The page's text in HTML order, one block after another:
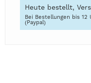
Heute bestellt,
Bei Bestellungen bis
(Paypal)